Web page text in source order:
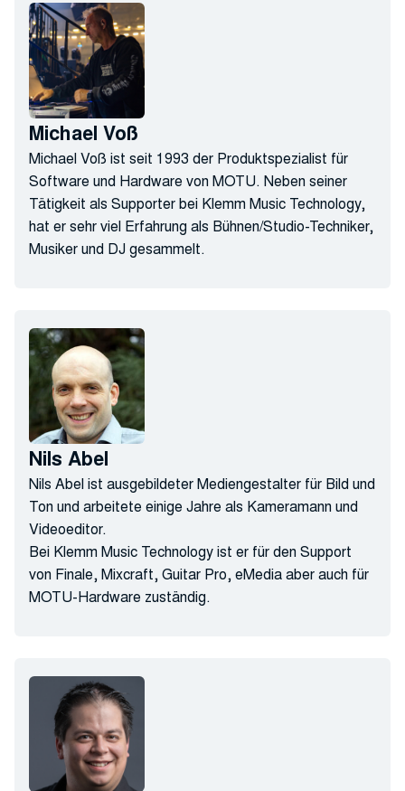
Michael Voß
Michael Voß ist seit 1993 der Produktspezialist für
Software und Hardware von MOTU. Neben seiner
Tätigkeit als Supporter bei Klemm Music Technology,
hat er sehr viel Erfahrung als Bühnen/Studio-Techniker,
Musiker und DJ gesammelt.
Nils Abel
Nils Abel ist ausgebildeter Mediengestalter für Bild und
Ton und arbeitete einige Jahre als Kameramann und
Videoeditor.
Bei Klemm Music Technology ist er für den Support
von Finale, Mixcraft, Guitar Pro, eMedia aber auch für
MOTU-Hardware zuständig.